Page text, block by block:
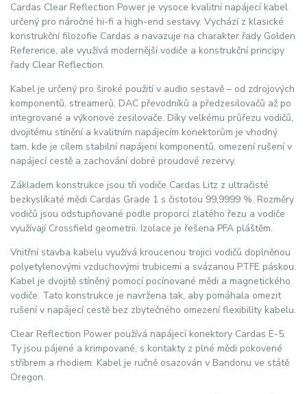
Cardas Clear Reflection Power je vysoce kvalitní napájecí kabel
určený pro náročné hi-fi a high-end sestavy. Vychází z klasické
konstrukční filozofie Cardas a navazuje na charakter řady Golden
Reference, ale využívá modernější vodiče a konstrukční principy
řady Clear Reflection.
Kabel je určený pro široké použití v audio sestavě – od zdrojových
komponentů, streamerů, DAC převodníků a předzesilovačů až po
integrované a výkonové zesilovače. Díky velkému průřezu vodičů,
dvojitému stínění a kvalitním napájecím konektorům je vhodný
tam, kde je cílem stabilní napájení komponentů, omezení rušení v
napájecí cestě a zachování dobré proudové rezervy.
Základem konstrukce jsou tři vodiče Cardas Litz z ultračisté
bezkyslíkaté mědi Cardas Grade 1 s čistotou 99,9999 %. Rozměry
vodičů jsou odstupňované podle proporcí zlatého řezu a vodiče
využívají Crossfield geometrii. Izolace je řešena PFA pláštěm.
Vnitřní stavba kabelu využívá kroucenou trojici vodičů doplněnou
polyetylenovými vzduchovými trubicemi a svázanou PTFE páskou.
Kabel je dvojitě stíněný pomocí pocínované mědi a magnetického
vodiče. Tato konstrukce je navržena tak, aby pomáhala omezit
rušení v napájecí cestě bez zbytečného omezení flexibility kabelu.
Clear Reflection Power používá napájecí konektory Cardas E-5.
Ty jsou pájené a krimpované, s kontakty z plné mědi pokovené
stříbrem a rhodiem. Kabel je ručně osazován v Bandonu ve státě
Oregon.